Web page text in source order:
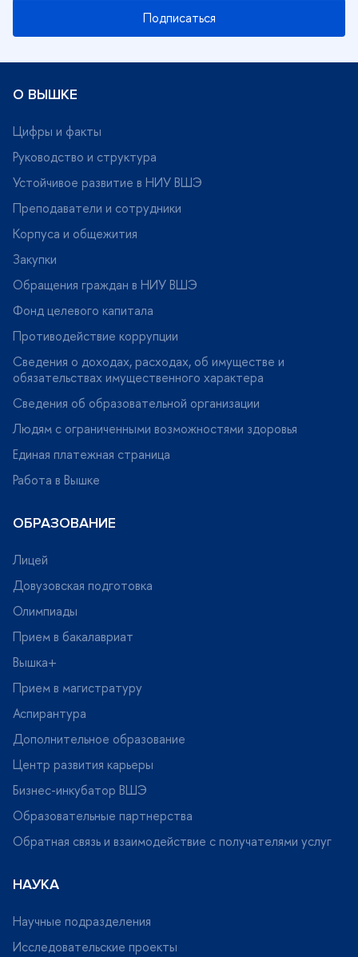
Подписаться
О ВЫШКЕ
Цифры и факты
Руководство и структура
Устойчивое развитие в НИУ ВШЭ
Преподаватели и сотрудники
Корпуса и общежития
Закупки
Обращения граждан в НИУ ВШЭ
Фонд целевого капитала
Противодействие коррупции
Сведения о доходах, расходах, об имуществе и
обязательствах имущественного характера
Сведения об образовательной организации
Людям с ограниченными возможностями здоровья
Единая платежная страница
Работа в Вышке
ОБРАЗОВАНИЕ
Лицей
Довузовская подготовка
Олимпиады
Прием в бакалавриат
ышка+
Прием в магистратуру
Аспирантура
Дополнительное образование
Центр развития карьеры
Бизнес-инкубатор ВШЭ
Образовательные партнерства
Обратная связь и взаимодействие с получателями услу
НАУКА
Научные подразделения
Исследовательские проекты